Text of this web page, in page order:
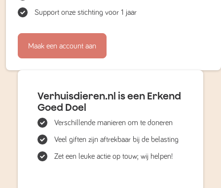
Support onze stichting voor 1 jaar
Maak een account aan
Verhuisdieren.nl is een Erkend
Goed Doel
Verschillende manieren om te doneren
Veel giften zijn aftrekbaar bij de belasting
Zet een leuke actie op touw; wij helpen!